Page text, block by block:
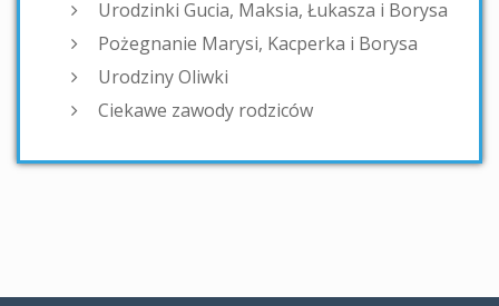
Urodzinki Gucia, Maksia, Łukasza i Borysa
Pożegnanie Marysi, Kacperka i Borysa
Urodziny Oliwki
Ciekawe zawody rodziców